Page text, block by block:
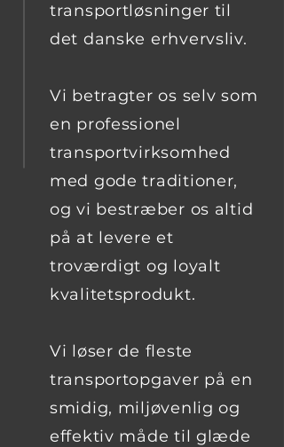
transportløsninger til
det danske erhvervsliv.
Vi betragter os selv som
en professionel
transportvirksomhed
med gode traditioner,
og vi bestræber os altid
på at levere et
troværdigt og loyalt
kvalitetsprodukt.
Vi løser de fleste
transportopgaver på en
smidig, miljøvenlig og
effektiv måde til glæde